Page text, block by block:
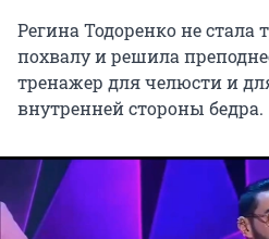
Регина Тодоренко не стала
похвалу и решила
тренажер для челюсти и
внутренней стороны бедра.